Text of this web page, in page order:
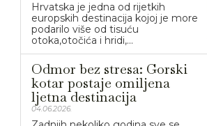
Hrvatska je jedna od rijetkih
europskih destinacija kojoj je more
podarilo više od tisuću
otoka,otočića i hridi,...
Odmor bez stresa: Gorski
kotar postaje omiljena
ljetna destinacija
04.06.2026.